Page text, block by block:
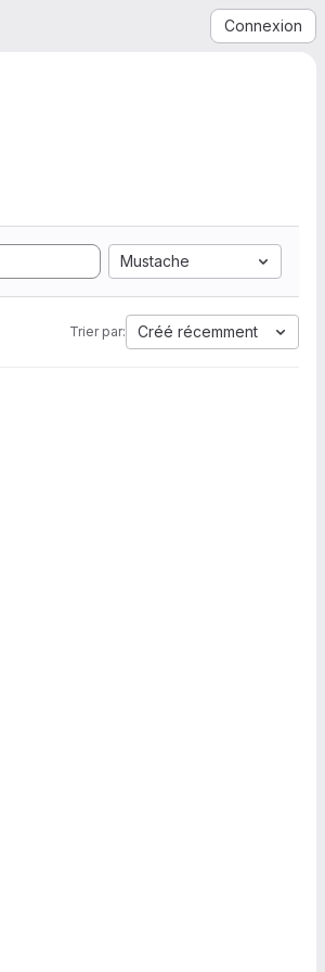
Connexion
Mustache
Trier par: Créé récemment